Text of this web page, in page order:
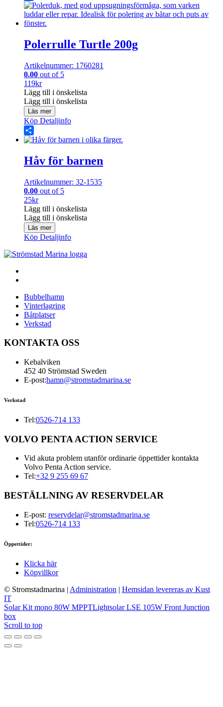
Share
Polerrulle Turtle 200g
Artikelnummer: 1760281
0.00 out of 5
119kr
Lägg till i önskelista
Lägg till i önskelista
Läs mer
Köp Detaljinfo
Share
Håv för barnen
Artikelnummer: 32-1535
0.00 out of 5
25kr
Lägg till i önskelista
Lägg till i önskelista
Läs mer
Köp Detaljinfo
Bubbelhamn
Vinterlagring
Båtplatser
Verkstad
KONTAKTA OSS
Kebalviken
452 40 Strömstad Sweden
E-post:hamn@stromstadmarina.se
Verkstad
Tel:0526-714 133
VOLVO PENTA ACTION SERVICE
Vid akuta problem utanför ordinarie öppettider kontakta
Volvo Penta Action service.
Tel:+32 9 255 69 67
BESTÄLLNING AV RESERVDELAR
E-post: reservdelar@stromstadmarina.se
Tel:0526-714 133
Öppettider:
Klicka här
Köpvillkor
© Stromstadmarina | Administration | Hemsidan levereras av Kust
IT
Solar Kit mono 80W MPPTLightsolar LSE 105W Front Junction
box
Scroll to top